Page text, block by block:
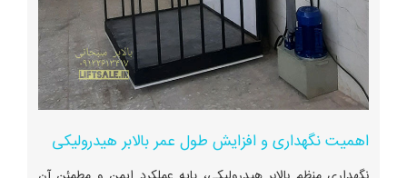
اهمیت نگهداری و افزایش طول عمر بالابر هیدرولیکی